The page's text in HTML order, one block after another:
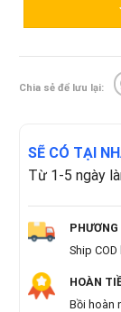
Chia sẻ để lưu lại:
SẼ CÓ TẠI
Từ 1-5 ngày
Ship
HOÀN
Bồi hoàn